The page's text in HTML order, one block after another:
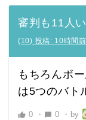
審判も11人
(10) 投稿: 10時間前
もちろんボ
は5つのバト
thumb_up 0 ・ chat_bubble 0 ・ by